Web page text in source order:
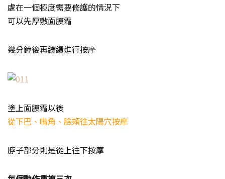
處在一個極度需要修護的情況下
可以先厚敷面膜霜
幾分鐘後再繼續進行按摩
塗上面膜霜以後
從下巴、嘴角、臉頰往太陽穴按摩
脖子部分則是從上往下按摩